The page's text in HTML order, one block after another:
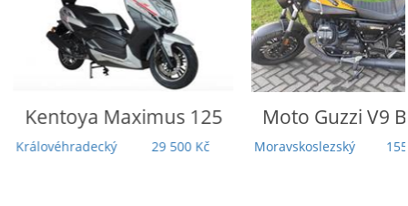
KentoyaMaximus 125
Královéhradecký 29 500 Kč
Moto GuzziV9
Moravskoslezský